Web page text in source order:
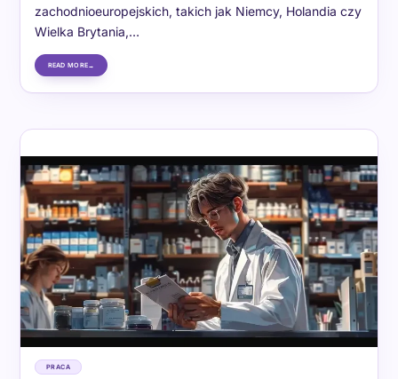
zachodnioeuropejskich, takich jak Niemcy, Holandia czy
Wielka Brytania,…
READ MORE
PRACA